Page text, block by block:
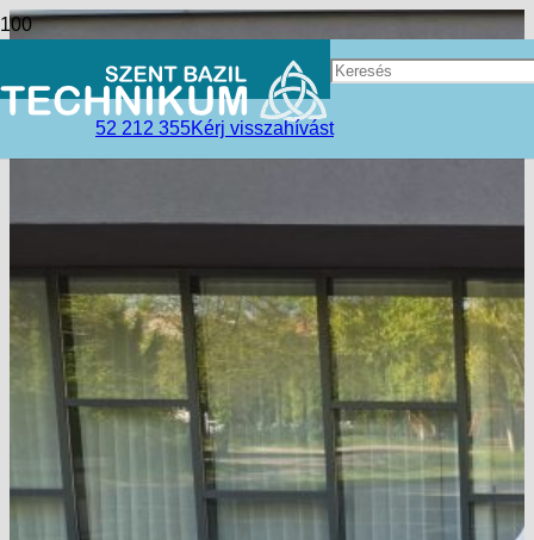
52 212 355Kérj visszahívást